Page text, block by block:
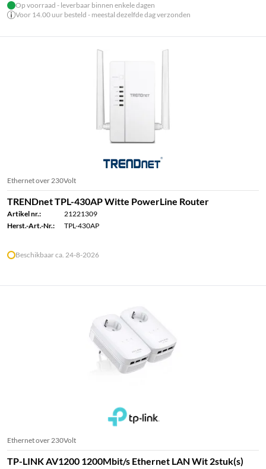
Op voorraad - leverbaar binnen enkele dagen
Voor 14.00 uur besteld - meestal dezelfde dag verzonden
Ethernet over 230Volt
TRENDnet TPL-430AP Witte PowerLine Router
Artikel nr.:
21221309
Herst.-Art.-Nr.:
TPL-430AP
Beschikbaar ca. 24-8-2026
Ethernet over 230Volt
TP-LINK AV1200 1200Mbit/s Ethernet LAN Wit 2stuk(s)